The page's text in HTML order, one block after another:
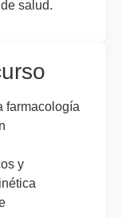
salud.
farmacología
y